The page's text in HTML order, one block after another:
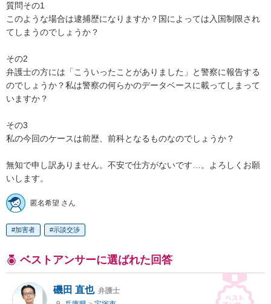
質問その1
このような場合は逮捕歴になりますか？国によっては入国制限され
てしまうのでしょうか？
その2
弁護士の方には「こういったことがありました」と警察に報告する
のでしょうか？私は警察の何らかのデータベースに載ってしまって
いますか？
その3
私の今回のケースは前歴、前科となるものなのでしょうか？
無知で申し訳ありません。不安で仕方がないです…。よろしくお願
いします。
匿名希望 さん
加害者 示談交渉
ベストアンサーに選ばれた回答
磯田 直也 弁護士